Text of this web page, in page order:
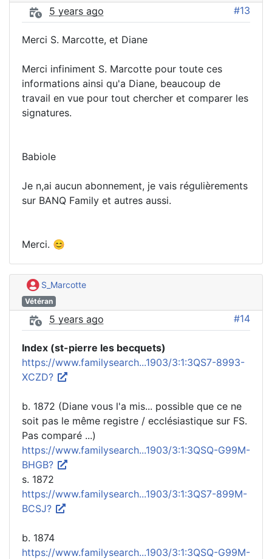
5 years ago #13
Merci S. Marcotte, et Diane
Merci infiniment S. Marcotte pour toute ces
informations ainsi qu'a Diane, beaucoup de
travail en vue pour tout chercher et comparer les
signatures.
Babiole
Je n,ai aucun abonnement, je vais régulièrements
sur BANQ Family et autres aussi.
Merci. 😊
S_Marcotte
Vétéran
5 years ago #14
Index (st-pierre les becquets)
https://www.familysearch...1903/3:1:3QS7-8993-
XCZD?
b. 1872 (Diane vous l'a mis... possible que ce ne
soit pas le même registre / ecclésiastique sur FS.
Pas comparé ...)
https://www.familysearch...1903/3:1:3QSQ-G99M-
BHGB?
s. 1872
https://www.familysearch...1903/3:1:3QS7-899M-
BCSJ?
b. 1874
https://www.familysearch...1903/3:1:3QSQ-G99M-